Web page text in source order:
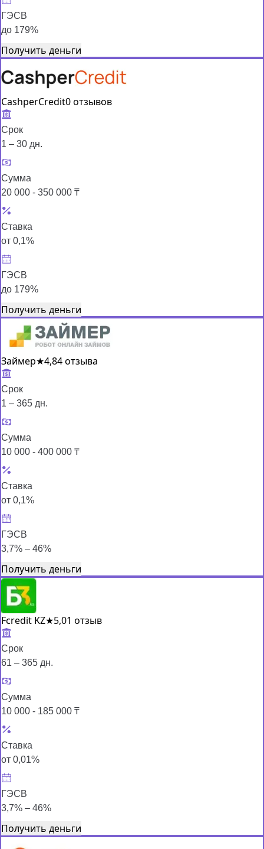
ГЭСВ
до 179%
Получить деньги
CashperCredit0 отзывов
Срок
1 – 30 дн.
Сумма
20 000 - 350 000 ₸
Ставка
от 0,1%
ГЭСВ
до 179%
Получить деньги
Займер★4,84 отзыва
Срок
1 – 365 дн.
Сумма
10 000 - 400 000 ₸
Ставка
от 0,1%
ГЭСВ
3,7% – 46%
Получить деньги
Fcredit KZ★5,01 отзыв
Срок
61 – 365 дн.
Сумма
10 000 - 185 000 ₸
Ставка
от 0,01%
ГЭСВ
3,7% – 46%
Получить деньги